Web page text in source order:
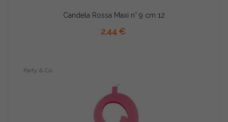
Candela Rossa Maxi n° 9 cm 12
2,44 €
Party & Co.